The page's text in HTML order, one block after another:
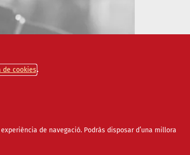
de cookies
de navegació. Podràs disposar d’una millora